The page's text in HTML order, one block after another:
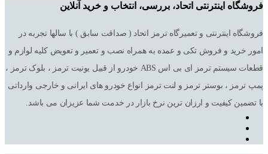
فروشگاه اینترنتی اتحاد، بررسی، انتخاب و خرید آنلاین
فروشگاه اینترنتی و تعمیرگاه ترمز اتحاد ( صداقت سابق ) با سالها تجربه در
امور خرید و فروش تکی و عمده به همراه نصب و تعمیر و تعویض کلیه لوازم و
قطعات سیستم ترمز ای بی اس ABS خودرو از قبیل یونیت ترمز ، بلوک ترمز ،
پمپ ترمز ، بوستر ترمز و لنت ترمز انواع خودرو های ایرانی و خارجی وارداتی
با تضمین کیفیت و ارزان ترین نرخ بازار در خدمت شما عزیزان می باشد.